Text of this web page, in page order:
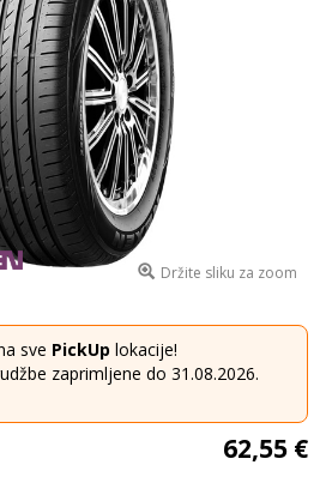
Držite sliku za zoom
sve PickUp lokacije!
zaprimljene do 31.08.2026.
62,55 €